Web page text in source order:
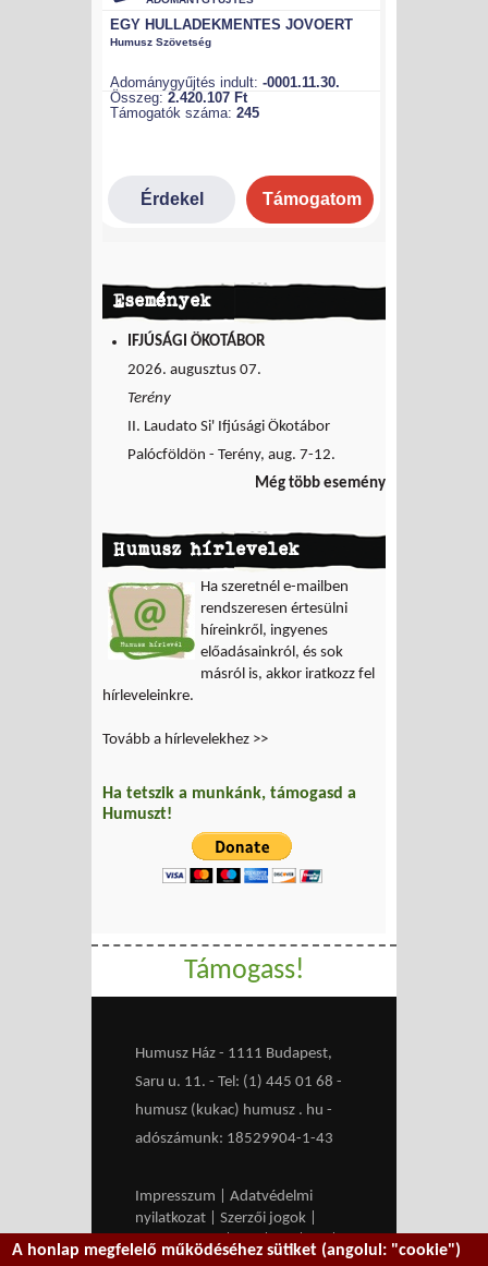
Események
IFJÚSÁGI ÖKOTÁBOR
2026. augusztus 07.
Terény
II. Laudato Si' Ifjúsági Ökotábor
Palócföldön - Terény, aug. 7-12.
Még több esemény
Humusz hírlevelek
Ha szeretnél e-mailben
rendszeresen értesülni
híreinkről, ingyenes
előadásainkról, és sok
másról is, akkor iratkozz fel
hírleveleinkre.
Tovább a hírlevelekhez >>
Ha tetszik a munkánk, támogasd a
Humuszt!
Támogass!
Humusz Ház - 1111 Budapest,
Saru u. 11. - Tel: (1) 445 01 68 -
humusz (kukac) humusz . hu -
adószámunk: 18529904-1-43
Impresszum
Adatvédelmi
nyilatkozat
Szerzői jogok
Médiaajánlat
RSS HU| EN
A honlap megfelelő működéséhez sütiket (angolul: "cookie")